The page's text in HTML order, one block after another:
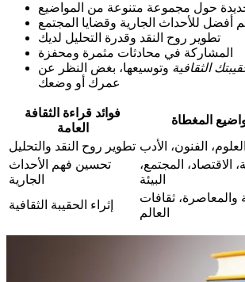
حول مجموعة متنوعة من المواضيع
أفضل للأحداث الجارية وقضايا المجتمع
تطوير روح النقد وقدرة التحليل لديك
المشاركة في محادثات مثمرة ومحفزة
الثقافية وتوسيعها، بغض النظر عن
عمرك أو وضعك
فوائد قراءة الثقافة
العامة
المغطاة
تطوير روح النقد والتحليل الفنون، الأدب
تحسين فهم الأحداث
الجارية
الاقتصاد، المجتمع،
البيئة
إثراء الحقيبة الثقافية
والمعاصرة، ثقافات
العالم